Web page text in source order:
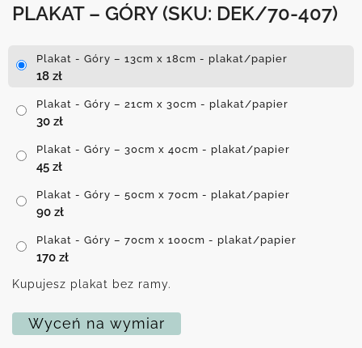
PLAKAT – GÓRY (SKU: DEK/70-407)
Plakat - Góry – 13cm x 18cm - plakat/papier
18 zł
Plakat - Góry – 21cm x 30cm - plakat/papier
30 zł
Plakat - Góry – 30cm x 40cm - plakat/papier
45 zł
Plakat - Góry – 50cm x 70cm - plakat/papier
90 zł
Plakat - Góry – 70cm x 100cm - plakat/papier
170 zł
Kupujesz plakat bez ramy.
Wyceń na wymiar